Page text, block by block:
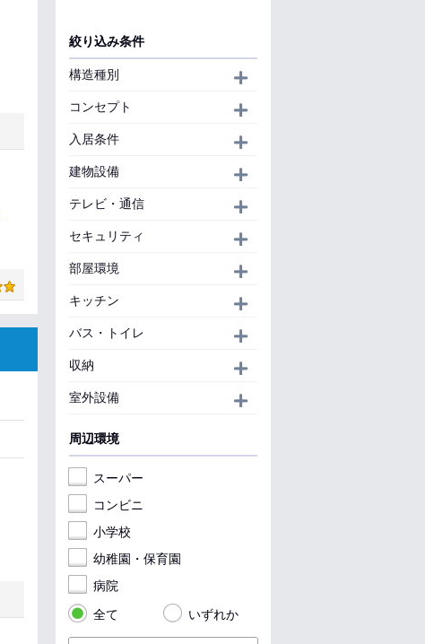
絞り込み条件
構造種別
コンセプト
入居条件
建物設備
テレビ・通信
セキュリティ
部屋環境
キッチン
バス・トイレ
収納
室外設備
周辺環境
スーパー
コンビニ
小学校
幼稚園・保育園
病院
全て
いずれか